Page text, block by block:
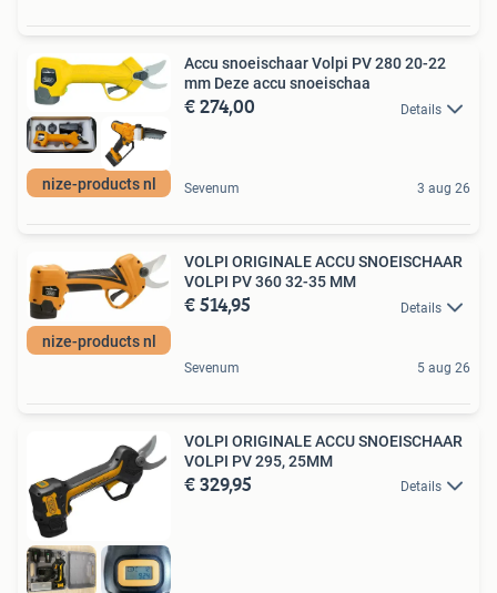
nize-products nl
Accu snoeischaar Volpi PV 280 20-22
mm Deze accu snoeischaa
€ 274,00 Details
Sevenum 3 aug 26
nize-products nl
VOLPI ORIGINALE ACCU SNOEISCHAAR
VOLPI PV 360 32-35 MM
€ 514,95 Details
Sevenum 5 aug 26
VOLPI ORIGINALE ACCU SNOEISCHAAR
VOLPI PV 295, 25MM
€ 329,95 Details